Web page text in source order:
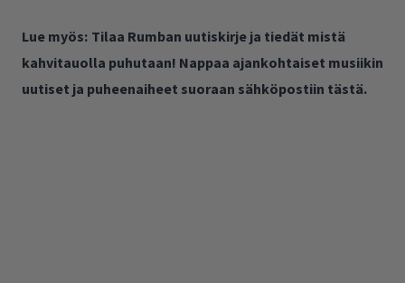
Lue myös: Tilaa Rumban uutiskirje ja tiedät mistä
kahvitauolla puhutaan! Nappaa ajankohtaiset musiikin
uutiset ja puheenaiheet suoraan sähköpostiin tästä.